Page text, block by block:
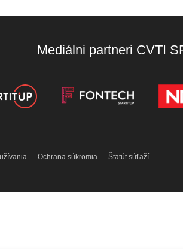
Mediálni partneri CVTI
Ochrana súkromia
Štatút súťaží